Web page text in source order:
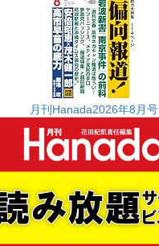
月刊Hanada2026年8月号